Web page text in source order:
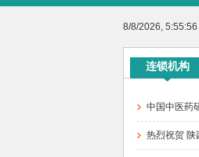
8/8/2026, 5:55:56
连锁机构
中国中医药
热烈祝贺 陕